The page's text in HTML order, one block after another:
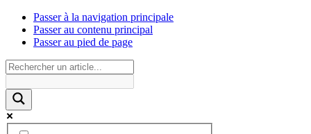
Passer à la navigation principale
Passer au contenu principal
Passer au pied de page